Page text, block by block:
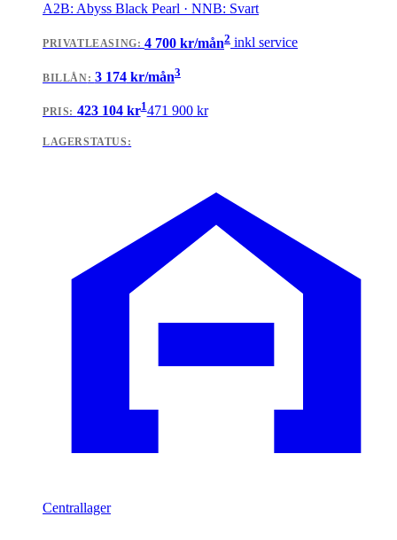
A2B: Abyss Black Pearl · NNB: Svart
PRIVATLEASING:4 700 kr/mån2 inkl service
BILLÅN: 3 174kr/mån3
PRIS: 423 104kr1471 900kr
LAGERSTATUS:
Centrallager